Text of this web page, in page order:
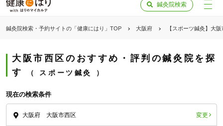
鍼灸院検索
鍼灸院検索・予約サイトの「健康にはり」TOP 大阪府 【スポーツ鍼灸】大
大阪市西区のおすすめ・評判の鍼灸院を探
す
スポーツ鍼灸
現在の検索条件
大阪府 大阪市西区 変更